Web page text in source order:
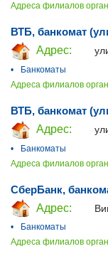
Адреса филиалов
ВТБ, банкомат
Адрес:
•
Банкоматы
Адреса филиалов
ВТБ, банкомат
Адрес:
•
Банкоматы
Адреса филиалов
СберБанк,
Адрес:
•
Банкоматы
Адреса филиалов